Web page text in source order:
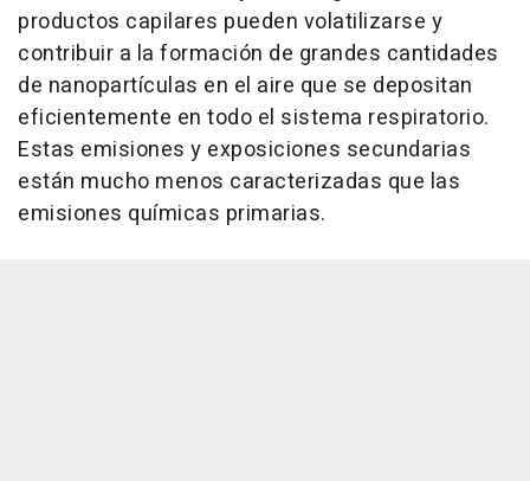
productos capilares pueden volatilizarse y
contribuir a la formación de grandes cantidades
de nanopartículas en el aire que se depositan
eficientemente en todo el sistema respiratorio.
Estas emisiones y exposiciones secundarias
están mucho menos caracterizadas que las
emisiones químicas primarias.